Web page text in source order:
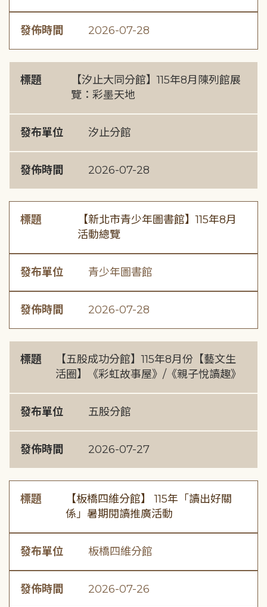
發佈時間 2026-07-28
標題
【汐止大同分館】115年8月陳列館展
覽：彩墨天地
發布單位 汐止分館
發佈時間 2026-07-28
標題
【新北市青少年圖書館】115年8月
活動總覽
發布單位 青少年圖書館
發佈時間 2026-07-28
標題
【五股成功分館】115年8月份【藝文生
活圈】《彩虹故事屋》/《親子悅讀趣》
發布單位 五股分館
發佈時間 2026-07-27
標題
【板橋四維分館】 115年「讀出好關
係」暑期閱讀推廣活動
發布單位 板橋四維分館
發佈時間 2026-07-26